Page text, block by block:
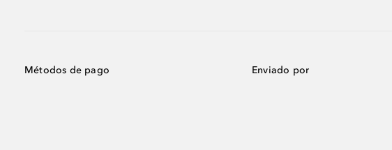
Métodos de pago Enviado por